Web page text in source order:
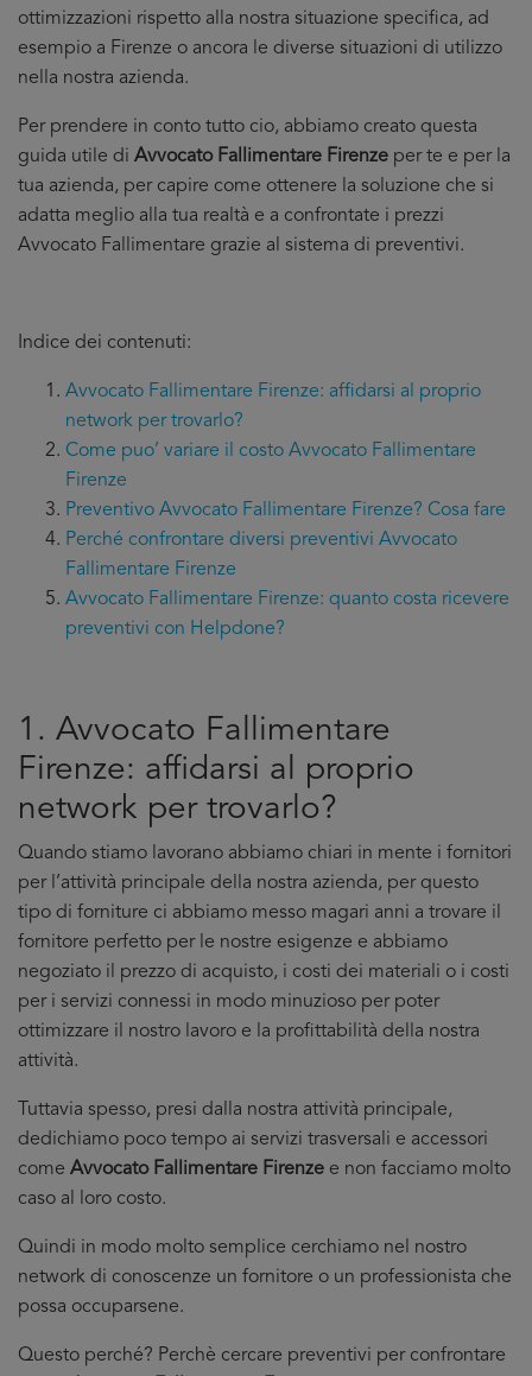
ottimizzazioni rispetto alla nostra situazione specifica, ad
esempio a Firenze o ancora le diverse situazioni di utilizzo
nella nostra azienda.
Per prendere in conto tutto cio, abbiamo creato questa
guida utile di Avvocato Fallimentare Firenze per te e per la
tua azienda, per capire come ottenere la soluzione che si
adatta meglio alla tua realtà e a confrontate i prezzi
Avvocato Fallimentare grazie al sistema di preventivi.
Indice dei contenuti:
Avvocato Fallimentare Firenze: affidarsi al proprio
network per trovarlo?
Come puo’ variare il costo Avvocato Fallimentare
Firenze
Preventivo Avvocato Fallimentare Firenze? Cosa fare
Perché confrontare diversi preventivi Avvocato
Fallimentare Firenze
Avvocato Fallimentare Firenze: quanto costa ricevere
preventivi con Helpdone?
1. Avvocato Fallimentare
Firenze: affidarsi al proprio
network per trovarlo?
Quando stiamo lavorano abbiamo chiari in mente i fornitori
per l’attività principale della nostra azienda, per questo
tipo di forniture ci abbiamo messo magari anni a trovare il
fornitore perfetto per le nostre esigenze e abbiamo
negoziato il prezzo di acquisto, i costi dei materiali o i costi
per i servizi connessi in modo minuzioso per poter
ottimizzare il nostro lavoro e la profittabilità della nostra
attività.
Tuttavia spesso, presi dalla nostra attività principale,
dedichiamo poco tempo ai servizi trasversali e accessori
come Avvocato Fallimentare Firenze e non facciamo molto
caso al loro costo.
Quindi in modo molto semplice cerchiamo nel nostro
network di conoscenze un fornitore o un professionista che
possa occuparsene.
Questo perché? Perchè cercare preventivi per confrontare